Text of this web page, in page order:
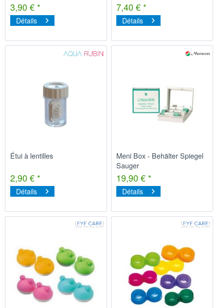
3,90 € *
Détails
7,40 € *
Détails
Étui à lentilles
2,90 € *
Détails
Meni Box - Behälter Spiegel
Sauger
19,90 € *
Détails